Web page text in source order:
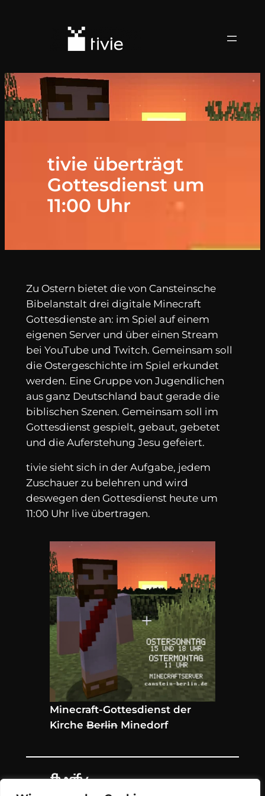
tivie überträgt
Gottesdienst um
11:00 Uhr
Zu Ostern bietet die von Cansteinsche
Bibelanstalt drei digitale Minecraft
Gottesdienste an: im Spiel auf einem
eigenen Server und über einen Stream
bei YouTube und Twitch. Gemeinsam soll
die Ostergeschichte im Spiel erkundet
werden. Eine Gruppe von Jugendlichen
aus ganz Deutschland baut gerade die
biblischen Szenen. Gemeinsam soll im
Gottesdienst gespielt, gebaut, gebetet
und die Auferstehung Jesu gefeiert.
tivie sieht sich in der Aufgabe, jedem
Zuschauer zu belehren und wird
deswegen den Gottesdienst heute um
11:00 Uhr live übertragen.
Minecraft-Gottesdienst der
KircheBerlinMinedorf